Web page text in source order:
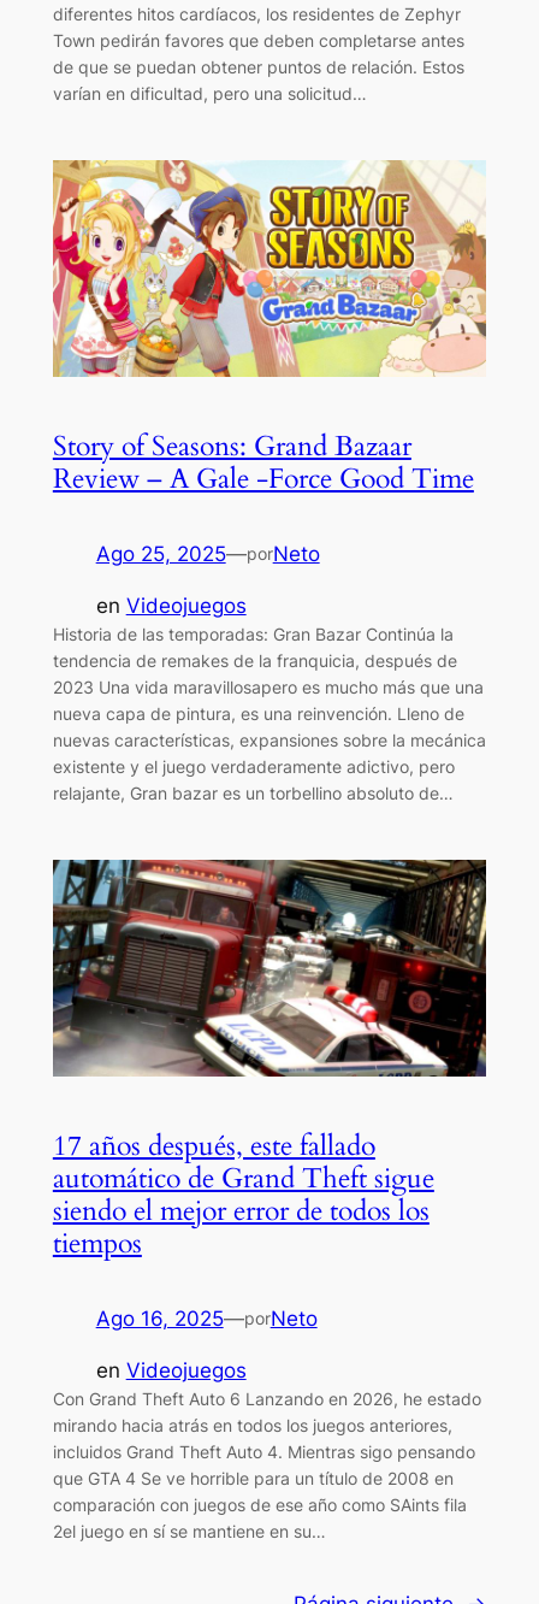
diferentes hitos cardíacos, los residentes de Zephyr
Town pedirán favores que deben completarse antes
de que se puedan obtener puntos de relación. Estos
varían en dificultad, pero una solicitud…
Story of Seasons: Grand Bazaar
Review – A Gale -Force Good Time
Ago 25, 2025—porNeto
en Videojuegos
Historia de las temporadas: Gran Bazar Continúa la
tendencia de remakes de la franquicia, después de
2023 Una vida maravillosapero es mucho más que una
nueva capa de pintura, es una reinvención. Lleno de
nuevas características, expansiones sobre la mecánica
existente y el juego verdaderamente adictivo, pero
relajante, Gran bazar es un torbellino absoluto de…
17 años después, este fallado
automático de Grand Theft sigue
siendo el mejor error de todos los
tiempos
Ago 16, 2025—porNeto
en Videojuegos
Con Grand Theft Auto 6 Lanzando en 2026, he estado
mirando hacia atrás en todos los juegos anteriores,
incluidos Grand Theft Auto 4. Mientras sigo pensando
que GTA 4 Se ve horrible para un título de 2008 en
comparación con juegos de ese año como SAints fila
2el juego en sí se mantiene en su…